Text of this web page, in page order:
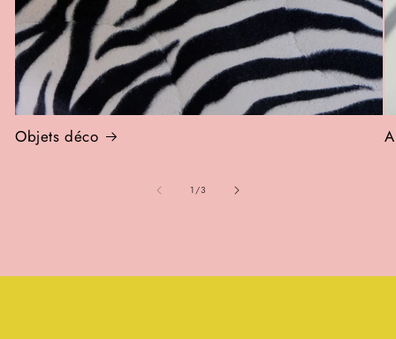
Objets déco
1/de
3